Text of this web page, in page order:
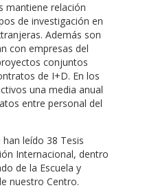
mantiene relación
de investigación en
Además son
con empresas del
conjuntos
de I+D. En los
una media anual
entre personal del
leído 38 Tesis
Internacional, dentro
de la Escuela y
nuestro Centro.